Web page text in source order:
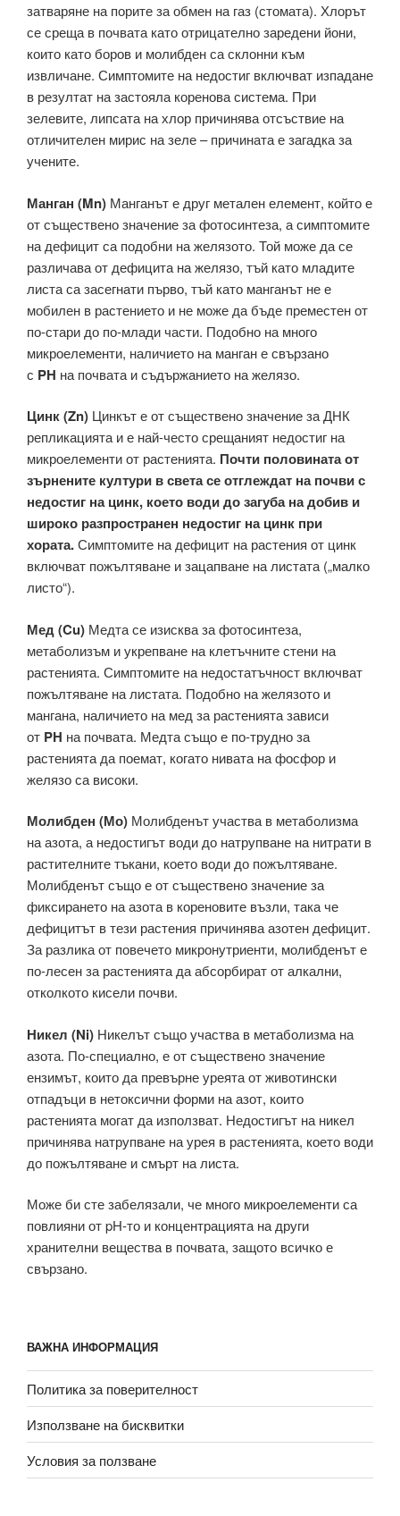
затваряне на порите за обмен на газ (стомата). Хлорът
се среща в почвата като отрицателно заредени йони,
които като боров и молибден са склонни към
извличане. Симптомите на недостиг включват изпадане
в резултат на застояла коренова система. При
зелевите, липсата на хлор причинява отсъствие на
отличителен мирис на зеле – причината е загадка за
учените.
Манган (Mn) Манганът е друг метален елемент, който е
от съществено значение за фотосинтеза, а симптомите
на дефицит са подобни на желязото. Той може да се
различава от дефицита на желязо, тъй като младите
листа са засегнати първо, тъй като манганът не е
мобилен в растението и не може да бъде преместен от
по-стари до по-млади части. Подобно на много
микроелементи, наличието на манган е свързано
с PH на почвата и съдържанието на желязо.
Цинк (Zn) Цинкът е от съществено значение за ДНК
репликацията и е най-често срещаният недостиг на
микроелементи от растенията. Почти половината от
зърнените култури в света се отглеждат на почви с
недостиг на цинк, което води до загуба на добив и
широко разпространен недостиг на цинк при
хората.Симптомите на дефицит на растения от цинк
включват пожълтяване и зацапване на листата („малко
листо“).
Мед (Cu) Медта се изисква за фотосинтеза,
метаболизъм и укрепване на клетъчните стени на
растенията. Симптомите на недостатъчност включват
пожълтяване на листата. Подобно на желязото и
мангана, наличието на мед за растенията зависи
от PH на почвата. Медта също е по-трудно за
растенията да поемат, когато нивата на фосфор и
желязо са високи.
Молибден (Мо) Молибденът участва в метаболизма
на азота, а недостигът води до натрупване на нитрати в
растителните тъкани, което води до пожълтяване.
Молибденът също е от съществено значение за
фиксирането на азота в кореновите възли, така че
дефицитът в тези растения причинява азотен дефицит.
За разлика от повечето микронутриенти, молибденът е
по-лесен за растенията да абсорбират от алкални,
отколкото кисели почви.
Никел (Ni) Никелът също участва в метаболизма на
азота. По-специално, е от съществено значение
ензимът, които да превърне уреята от животински
отпадъци в нетоксични форми на азот, които
растенията могат да използват. Недостигът на никел
причинява натрупване на урея в растенията, което води
до пожълтяване и смърт на листа.
Може би сте забелязали, че много микроелементи са
повлияни от pH-то и концентрацията на други
хранителни вещества в почвата, защото всичко е
свързано.
ВАЖНА ИНФОРМАЦИЯ
Политика за поверителност
Използване на бисквитки
Условия за ползване